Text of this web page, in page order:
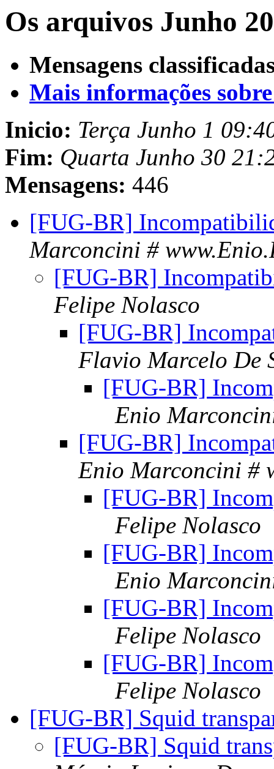
Os arquivos Junho
Mensagens
Mais informações
Inicio: Terça Junho 1
Fim: Quarta Junho 30
Mensagens: 446
[FUG-BR]
Marconcini #
[FUG-BR]
Felipe Nolasco
[FUG-BR]
Flavio Marcelo De
[FUG-BR]
Enio
[FUG-BR]
Enio Marconcini #
[FUG-BR]
Felipe Nolasco
[FUG-BR]
Enio
[FUG-BR]
Felipe Nolasco
[FUG-BR]
Felipe Nolasco
[FUG-BR] Squid
[FUG-BR] Squid